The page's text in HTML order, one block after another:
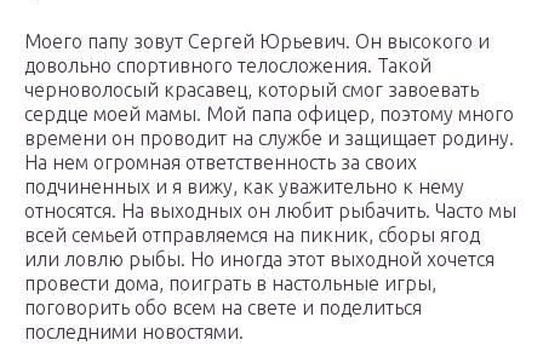
Моего папу зовут Сергей Юрьевич. Он высокого и
довольно спортивного телосложения. Такой
черноволосый красавец, который смог завоевать
сердце моей мамы. Мой папа офицер, поэтому много
времени он проводит на службе и защищает родину.
На нем огромная ответственность за своих
подчиненных и я вижу, как уважительно к нему
относятся. На выходных он любит рыбачить. Часто мы
всей семьей отправляемся на пикник, сборы ягод
или ловлю рыбы. Но иногда этот выходной хочется
провести дома, поиграть в настольные игры,
поговорить обо всем на свете и поделиться
последними новостями.